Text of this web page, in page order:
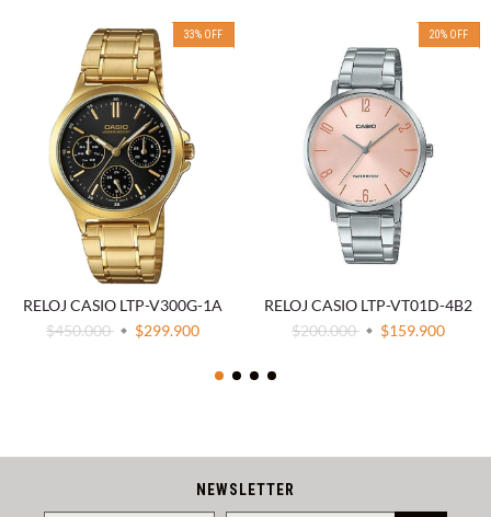
33% OFF
RELOJ CASIO LTP-V300G-1A
$450.000
$299.900
20% OFF
RELOJ CASIO LTP-VT01D-4B2
$200.000
$159.900
NEWSLETTER